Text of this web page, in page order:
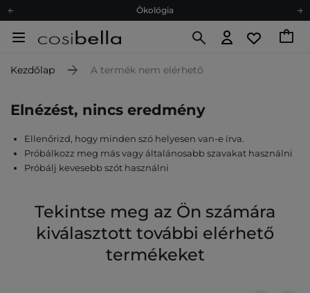
Ökológia
Hűségprogram
Ajándékkártya
Kezdőlap A termék nem elérhető
Elnézést, nincs eredmény
Ellenőrizd, hogy minden szó helyesen van-e írva.
Próbálkozz meg más vagy általánosabb szavakat használni
Próbálj kevesebb szót használni
Tekintse meg az Ön számára
kiválasztott további elérhető
termékeket